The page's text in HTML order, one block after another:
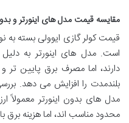
مقایسه قیمت مدل های اینورتر و
قیمت کولر گازی ایوولی بسته به
است. مدل های اینورتر به دلیل
دارند، اما مصرف برق پایین تر
بلندمدت را افزایش می دهد.
مدل های بدون اینورتر معمولاً
محدود مناسب اند، اما هزینه برق